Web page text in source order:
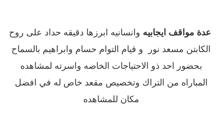
عدة مواقف ايجابيه وانسانيه ابرزها دقيقه حداد على روح
الكابتن مسعد نور و قيام التوام حسام وابراهيم بالسماح
بحضور احد ذو الاحتياجات الخاصه واسرته لمشاهده
المباراه من التراك وتخصيص مقعد خاص له في افضل
مكان للمشاهده